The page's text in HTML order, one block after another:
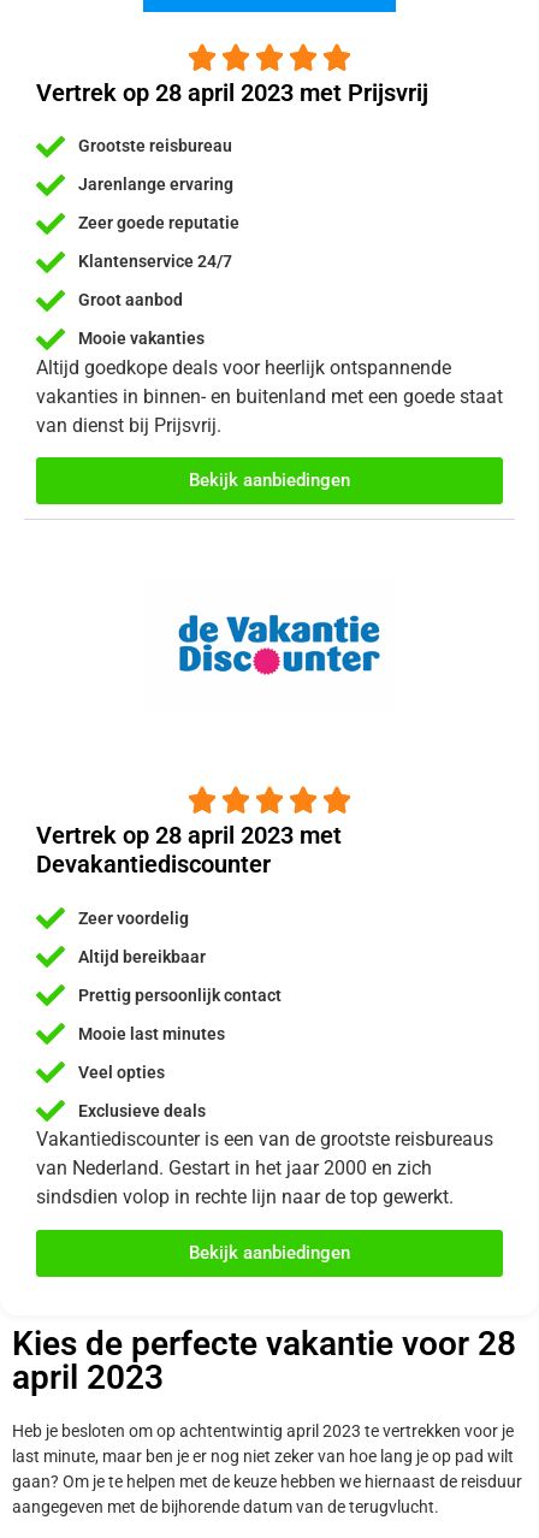
    
Vertrek op 28 april 2023 met Prijsvrij
Grootste reisbureau
Jarenlange ervaring
Zeer goede reputatie
Klantenservice 24/7
Groot aanbod
Mooie vakanties
Altijd goedkope deals voor heerlijk ontspannende
vakanties in binnen- en buitenland met een goede staat
van dienst bij Prijsvrij.
Bekijk aanbiedingen
    
Vertrek op 28 april 2023 met
Devakantiediscounter
Zeer voordelig
Altijd bereikbaar
Prettig persoonlijk contact
Mooie last minutes
Veel opties
Exclusieve deals
Vakantiediscounter is een van de grootste reisbureaus
van Nederland. Gestart in het jaar 2000 en zich
sindsdien volop in rechte lijn naar de top gewerkt.
Bekijk aanbiedingen
Kies de perfecte vakantie voor 28
april 2023
Heb je besloten om op achtentwintig april 2023 te vertrekken voor je
last minute, maar ben je er nog niet zeker van hoe lang je op pad wilt
gaan? Om je te helpen met de keuze hebben we hiernaast de reisduur
aangegeven met de bijhorende datum van de terugvlucht.